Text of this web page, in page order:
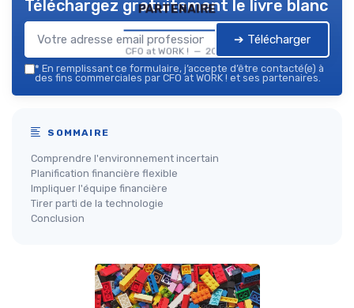
partenaire
CFO at WORK ! — 2026
Téléchargez gratuitement le livre blanc
➔ Télécharger
* En remplissant ce formulaire, j’accepte d’être contacté(e) à
des fins commerciales par CFO at WORK ! et ses partenaires.
SOMMAIRE
Comprendre l'environnement incertain
Planification financière flexible
Impliquer l'équipe financière
Tirer parti de la technologie
Conclusion